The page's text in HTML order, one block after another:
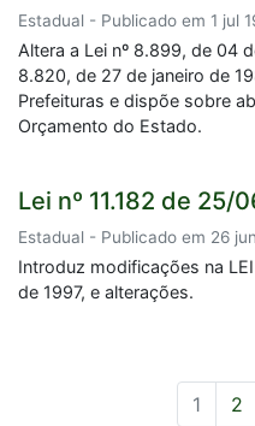
Estadual - Publicado em 1 jul
Altera a Lei nº 8.899, de 04
8.820, de 27 de janeiro de
Prefeituras e dispõe sobre
Orçamento do Estado.
Lei nº 11.182 de 25/
Estadual - Publicado em 26
Introduz modificações na
de 1997, e alterações.
1 2